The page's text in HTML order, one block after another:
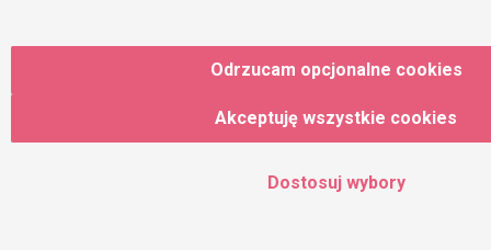
pisania kolejnych komentarzy.
Odrzucam opcjonalne cookies
Akceptuję wszystkie cookies
Dostosuj wybory